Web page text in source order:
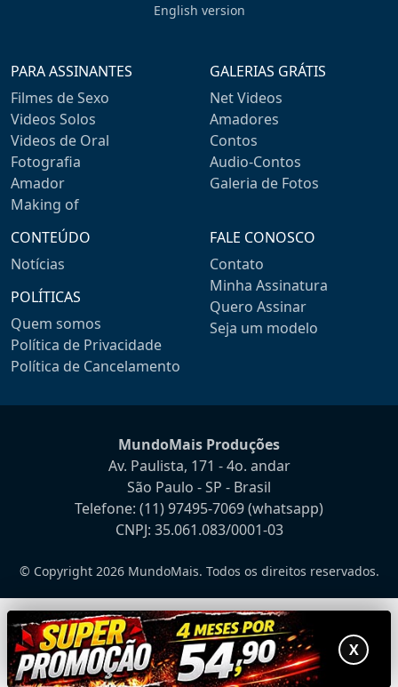
English version
PARA ASSINANTES
Filmes de Sexo
Videos Solos
Videos de Oral
Fotografia
Amador
Making of
GALERIAS GRÁTIS
Net Videos
Amadores
Contos
Audio-Contos
Galeria de Fotos
CONTEÚDO
Notícias
POLÍTICAS
Quem somos
Política de Privacidade
Política de Cancelamento
FALE CONOSCO
Contato
Minha Assinatura
Quero Assinar
Seja um modelo
MundoMais Produções
Av. Paulista, 171 - 4o. andar
São Paulo - SP - Brasil
Telefone: (11) 97495-7069(whatsapp)
CNPJ: 35.061.083/0001-03
© Copyright 2026 MundoMais. Todos os direitos reservados.
X